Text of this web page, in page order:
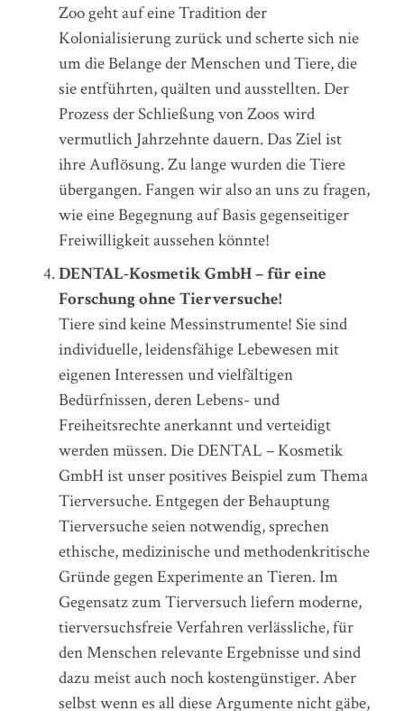
Zoo geht auf eine Tradition der
Kolonialisierung zurück und scherte sich nie
um die Belange der Menschen und Tiere, die
sie entführten, quälten und ausstellten. Der
Prozess der Schließung von Zoos wird
vermutlich Jahrzehnte dauern. Das Ziel ist
ihre Auflösung. Zu lange wurden die Tiere
übergangen. Fangen wir also an uns zu fragen,
wie eine Begegnung auf Basis gegenseitiger
Freiwilligkeit aussehen könnte!
DENTAL-Kosmetik GmbH – für eine
Forschung ohne Tierversuche!
Tiere sind keine Messinstrumente! Sie sind
individuelle, leidensfähige Lebewesen mit
eigenen Interessen und vielfältigen
Bedürfnissen, deren Lebens- und
Freiheitsrechte anerkannt und verteidigt
werden müssen. Die DENTAL – Kosmetik
GmbH ist unser positives Beispiel zum Thema
Tierversuche. Entgegen der Behauptung
Tierversuche seien notwendig, sprechen
ethische, medizinische und methodenkritische
Gründe gegen Experimente an Tieren. Im
Gegensatz zum Tierversuch liefern moderne,
tierversuchsfreie Verfahren verlässliche, für
den Menschen relevante Ergebnisse und sind
dazu meist auch noch kostengünstiger. Aber
selbst wenn es all diese Argumente nicht gäbe,